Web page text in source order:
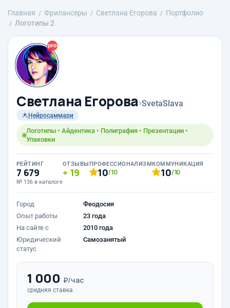
Главная Фрилансеры Светлана Егорова
Портфолио
Логотипы 2
Светлана Егорова›SvetaSlava
Нейросаммари
Логотипы • Айдентика • Полиграфия • Презентации •
Упаковки
РЕЙТИНГ
7 679
№ 136 в каталоге
ОТЗЫВЫ
19
ПРОФЕССИОНАЛИЗМ
10/10
КОММУНИКАЦИЯ
10/10
Город
Феодосия
Опыт работы
23 года
На сайте с
2010 года
Юридический
статус
Самозанятый
1 000 ₽/час
средняя ставка